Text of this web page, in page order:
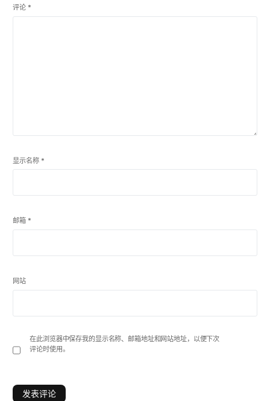
评论 *
显示名称 *
邮箱 *
网站
在此浏览器中保存我的显示名称、邮箱地址和网站地址，以便下次
评论时使用。